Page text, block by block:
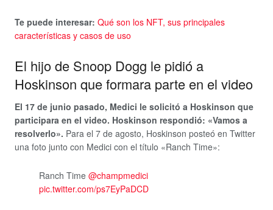
Te puede interesar: Qué son los NFT, sus principales
características y casos de uso
El hijo de Snoop Dogg le pidió a
Hoskinson que formara parte en el video
El 17 de junio pasado, Medici le solicitó a Hoskinson que
participara en el video. Hoskinson respondió: «Vamos a
resolverlo». Para el 7 de agosto, Hoskinson posteó en Twitter
una foto junto con Medici con el título «Ranch Time»:
Ranch Time @champmedici
pic.twitter.com/ps7EyPaDCD